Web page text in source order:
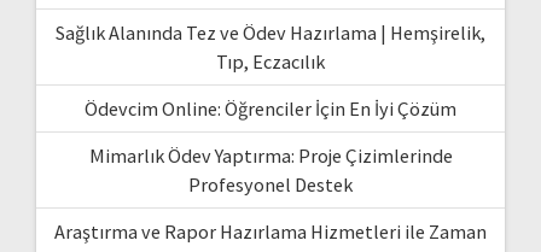
Sağlık Alanında Tez ve Ödev Hazırlama | Hemşirelik,
Tıp, Eczacılık
Ödevcim Online: Öğrenciler İçin En İyi Çözüm
Mimarlık Ödev Yaptırma: Proje Çizimlerinde
Profesyonel Destek
Araştırma ve Rapor Hazırlama Hizmetleri ile Zaman